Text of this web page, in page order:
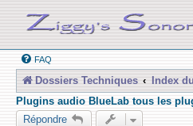
FAQ
Dossiers Techniques Index
Plugins audio BlueLab tous les
Répondre